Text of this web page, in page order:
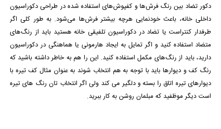
دکور تضاد بین رنگ فرش‌ها و کفپوش‌های استفاده شده در طراحی دکوراسیون
داخلی خانه، باعث خودنمایی هرچه بیشتر فرش‌ها می‌شود. به طور کلی اگر
طرفدار کنتراست یا تضاد در دکوراسیون تلفیقی خانه هستید باید از رنگ‌های
متضاد استفاده کنید و اگر تمایل به ایجاد هارمونی یا هماهنگی در دکوراسیون
دارید، باید از رنگ‌های مکمل استفاده کنید. این را هم به خاطر داشته باشید که
رنگ کف و دیوارها باید با توجه به هم انتخاب شوند به عنوان مثال کف تیره با
دیوارهای تیره اتاق را بسته و دلگیر می کند ولی اگر انتخاب تان رنگ های تیره
است دیگر موظفید که مبلمان روشن به کار ببرید.